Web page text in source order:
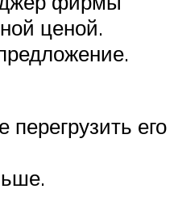
ценой.
его